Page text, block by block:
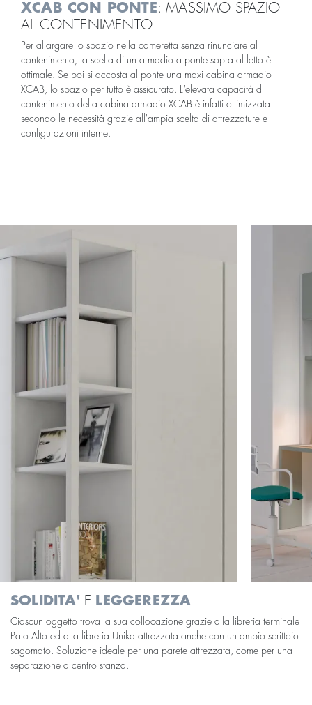
XCAB CON PONTE: MASSIMO SPAZIO
AL CONTENIMENTO
Per allargare lo spazio nella cameretta senza rinunciare al
contenimento, la scelta di un armadio a ponte sopra al letto è
ottimale. Se poi si accosta al ponte una maxi cabina armadio
XCAB, lo spazio per tutto è assicurato. L'elevata capacità di
contenimento della cabina armadio XCAB è infatti ottimizzata
secondo le necessità grazie all'ampia scelta di attrezzature e
configurazioni interne.
SOLIDITA' E LEGGEREZZA
Ciascun oggetto trova la sua collocazione grazie alla libreria terminale
Palo Alto ed alla libreria Unika attrezzata anche con un ampio scrittoio
sagomato. Soluzione ideale per una parete attrezzata, come per una
separazione a centro stanza.